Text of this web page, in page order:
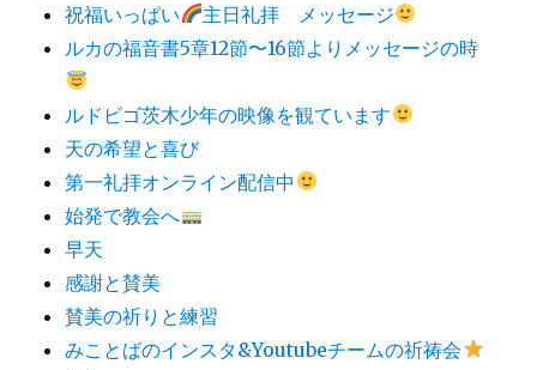
祝福いっぱい
主日礼拝 メッセージ
ルカの福音書5章12節〜16節よりメッセージの時
ルドビゴ茨木少年の映像を観ています
天の希望と喜び
第一礼拝オンライン配信中
始発で教会へ
早天
感謝と賛美
賛美の祈りと練習
みことばのインスタ&Youtubeチームの祈祷会